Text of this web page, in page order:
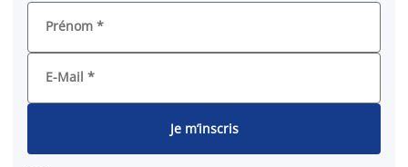
Prénom *
E-Mail *
Je m’inscris